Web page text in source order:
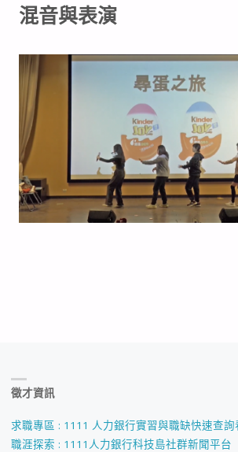
混音與表演
徵才資訊
求職專區 : 1111 人力銀行實習與職缺快速查詢
職涯探索 : 1111人力銀行科技島社群新聞平台